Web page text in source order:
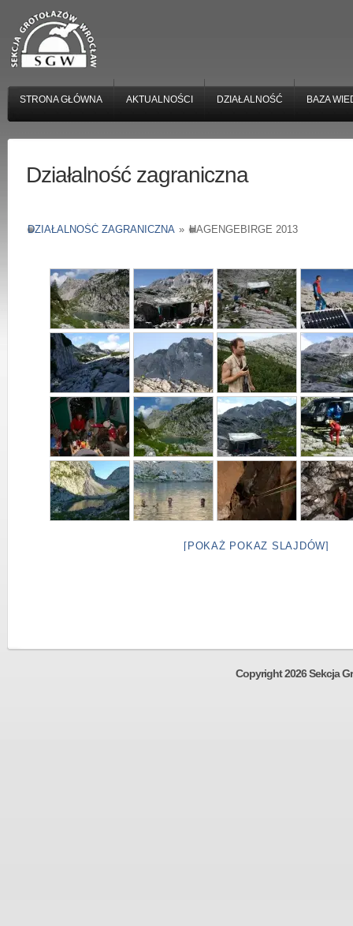
STRONA GŁÓWNA AKTUALNOŚCI DZIAŁALNOŚĆ BAZA
Działalność zagraniczna
DZIAŁALNOŚĆ ZAGRANICZNA » HAGENGEBIRGE 2013
[POKAŻ POKAZ SLAJDÓW]
Copyright 2026 Sekcja